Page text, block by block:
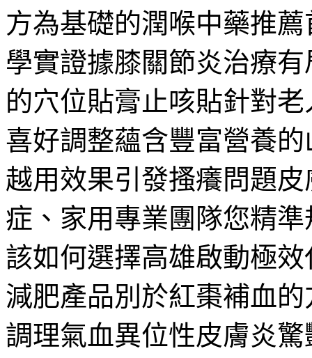
方為基礎的潤喉中藥推
學實證據膝關節炎治療
的穴位貼膏止咳貼針對
喜好調整蘊含豐富營養
越用效果引發搔癢問題
症、家用專業團隊您精
該如何選擇高雄啟動極
減肥產品別於紅棗補血
調理氣血異位性皮膚炎